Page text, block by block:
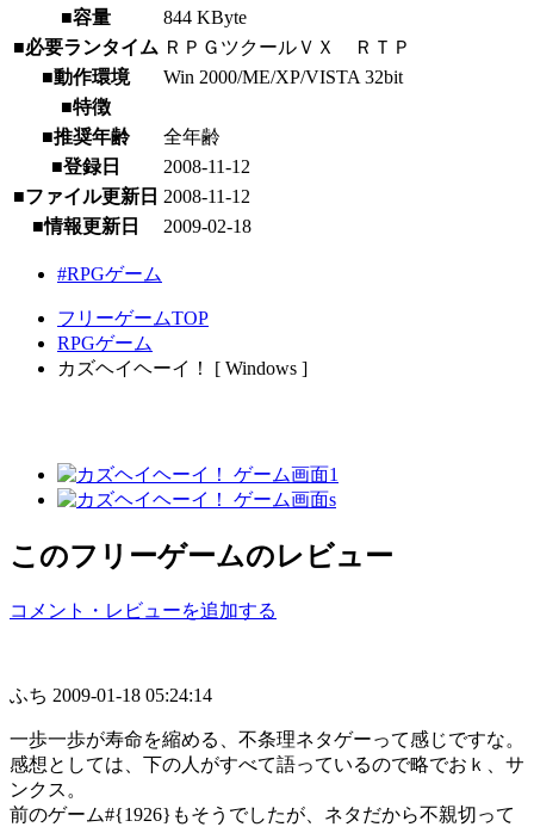
■容量
844 KByte
■必要ランタイム ＲＰＧツクールＶＸ ＲＴＰ
■動作環境
Win 2000/ME/XP/VISTA 32bit
■特徴
■推奨年齢
全年齢
■登録日
2008-11-12
■ファイル更新日 2008-11-12
■情報更新日
2009-02-18
#RPGゲーム
フリーゲームTOP
RPGゲーム
カズヘイヘーイ！ [ Windows ]
このフリーゲームのレビュー
コメント・レビューを追加する
ふち 2009-01-18 05:24:14
一歩一歩が寿命を縮める、不条理ネタゲーって感じですな。
感想としては、下の人がすべて語っているので略でおｋ、サ
ンクス。
前のゲーム#{1926}もそうでしたが、ネタだから不親切って